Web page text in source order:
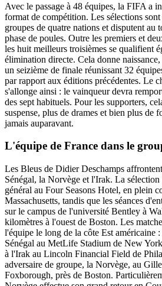
Avec le passage à 48 équipes, la FIFA a
format de compétition. Les sélections
groupes de quatre nations et disputent au
phase de poules. Outre les premiers et
les huit meilleurs troisièmes se qualifient
élimination directe. Cela donne
un seizième de finale réunissant 32
par rapport aux éditions précédentes. Le
s'allonge ainsi : le vainqueur devra
des sept habituels. Pour les supporters,
suspense, plus de drames et bien plus de
jamais auparavant.
L'équipe de France dans le
Les Bleus de Didier Deschamps
Sénégal, la Norvège et l'Irak. La
général au Four Seasons Hotel, en plein
Massachusetts, tandis que les séances
sur le campus de l'université Bentley à
kilomètres à l'ouest de Boston. Les
l'équipe le long de la côte Est américaine
Sénégal au MetLife Stadium de New
à l'Irak au Lincoln Financial Field de
adversaire de groupe, la Norvège, au
Foxborough, près de Boston.